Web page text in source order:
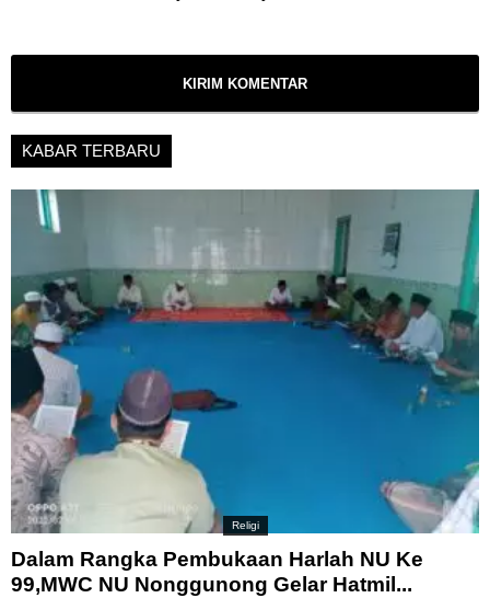
KABAR TERBARU
Religi
Dalam Rangka Pembukaan Harlah NU Ke
99,MWC NU Nonggunong Gelar Hatmil...